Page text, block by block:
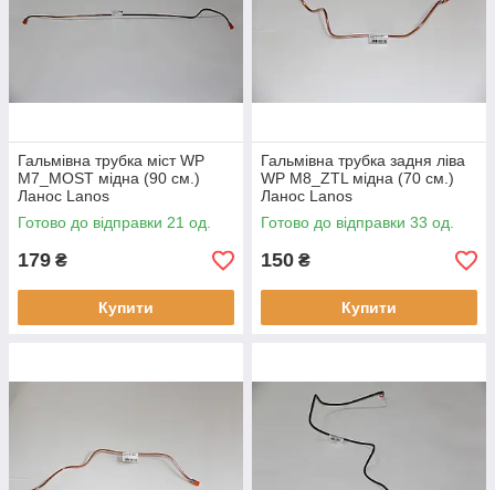
Гальмівна трубка міст WP
M7_MOST мідна (90 см.)
Ланос Lanos
Готово до відправки 21 од.
179 ₴
Купити
Гальмівна трубка задня ліва
WP M8_ZTL мідна (70 см.)
Ланос Lanos
Готово до відправки 33 од.
150 ₴
Купити